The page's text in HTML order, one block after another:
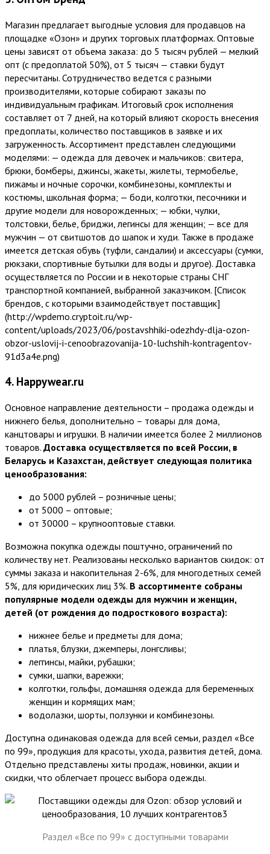
Магазин предлагает выгодные условия для продавцов на
площадке «Озон» и других торговых платформах. Оптовые
цены зависят от объема заказа: до 5 тысяч рублей — мелкий
опт (с предоплатой 50%), от 5 тысяч — ставки будут
пересчитаны. Сотрудничество ведется с разными
производителями, которые собирают заказы по
индивидуальным графикам. Итоговый срок исполнения
составляет от 7 дней, на который влияют скорость внесения
предоплаты, количество поставщиков в заявке и их
загруженность. Ассортимент представлен следующими
моделями: — одежда для девочек и мальчиков: свитера,
брюки, бомберы, джинсы, жакеты, жилеты, термобелье,
пижамы и ночные сорочки, комбинезоны, комплекты и
костюмы, школьная форма; — боди, колготки, песочники и
другие модели для новорожденных; — юбки, чулки,
толстовки, белье, бриджи, легинсы для женщин; — все для
мужчин — от свитшотов до шапок и худи. Также в продаже
имеется детская обувь (туфли, сандалии) и аксессуары (сумки,
рюкзаки, спортивные бутылки для воды и другое). Доставка
осуществляется по России и в некоторые страны СНГ
транспортной компанией, выбранной заказчиком. [Список
брендов, с которыми взаимодействует поставщик]
(http://wpdemo.cryptoit.ru/wp-
content/uploads/2023/06/postavshhiki-odezhdy-dlja-ozon-
obzor-uslovij-i-cenoobrazovanija-10-luchshih-kontragentov-
91d3a4e.png)
4. Happywear.ru
Основное направление деятельности – продажа одежды и
нижнего белья, дополнительно – товары для дома,
канцтовары и игрушки. В наличии имеется более 2 миллионов
товаров. Доставка осуществляется по всей России, в
Беларусь и Казахстан, действует следующая политика
ценообразования:
до 5000 рублей – розничные цены;
от 5000 – оптовые;
от 30000 – крупнооптовые ставки.
Возможна покупка одежды поштучно, ограничений по
количеству нет. Реализованы несколько вариантов скидок: от
суммы заказа и накопительная 2-6%, для многодетных семей
5%, для юридических лиц 3%. В ассортименте собраны
популярные модели одежды для мужчин и женщин,
детей (от рождения до подросткового возраста):
нижнее белье и предметы для дома;
платья, блузки, джемперы, лонгсливы;
леггинсы, майки, рубашки;
сумки, шапки, варежки;
колготки, гольфы, домашняя одежда для беременных
женщин и кормящих мам;
водолазки, шорты, ползунки и комбинезоны.
Доступна одинаковая одежда для всей семьи, раздел «Все
по 99», продукция для красоты, ухода, развития детей, дома.
Отдельно представлены хиты продаж, новинки, акции и
скидки, что облегчает процесс выбора одежды.
Раздел «Все по 99» с доступными товарами